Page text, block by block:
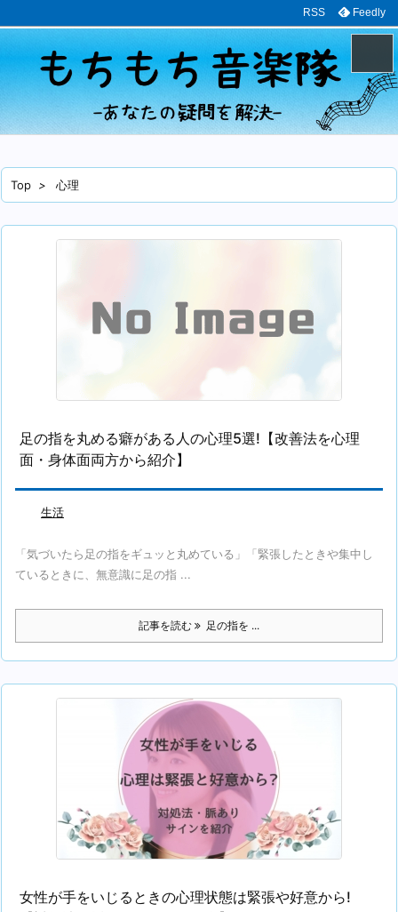
メニュ
RSS Feedly
Top > 心理
足の指を丸める癖がある人の心理5選!【改善法を心理
面・身体面両方から紹介】
生活
「気づいたら足の指をギュッと丸めている」「緊張したときや集中し
ているときに、無意識に足の指 ...
記事を読む 足の指を ...
女性が手をいじるときの心理状態は緊張や好意から!